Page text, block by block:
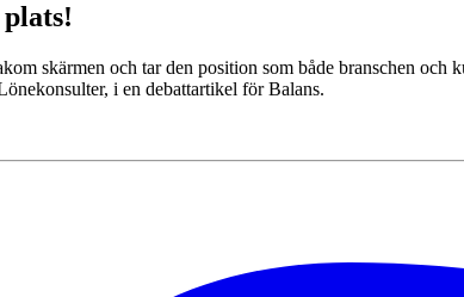
skärmen och tar den position som både branschen
i en debattartikel för Balans.